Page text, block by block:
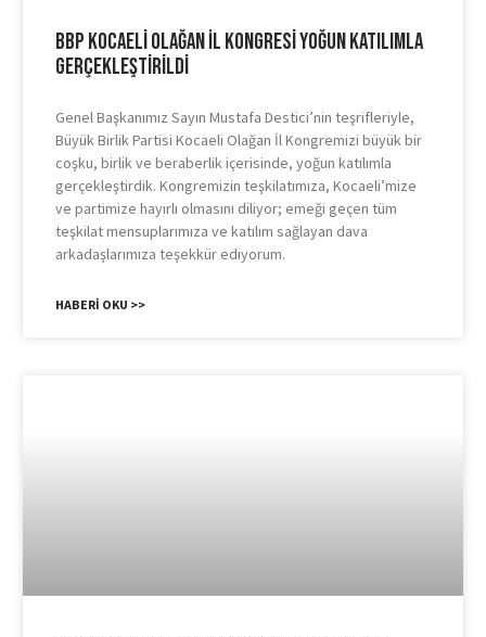
BBP Kocaeli Olağan İl Kongresi Yoğun Katılımla
Gerçekleştirildi
Genel Başkanımız Sayın Mustafa Destici’nin teşrifleriyle,
Büyük Birlik Partisi Kocaeli Olağan İl Kongremizi büyük bir
coşku, birlik ve beraberlik içerisinde, yoğun katılımla
gerçekleştirdik. Kongremizin teşkilatımıza, Kocaeli’mize
ve partimize hayırlı olmasını diliyor; emeği geçen tüm
teşkilat mensuplarımıza ve katılım sağlayan dava
arkadaşlarımıza teşekkür ediyorum.
HABERI OKU >>